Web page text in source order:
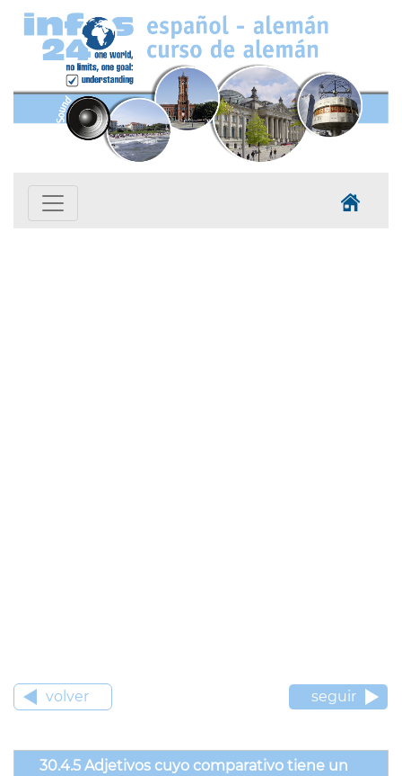
volver seguir
30.4.5 Adjetivos cuyo comparativo tiene un